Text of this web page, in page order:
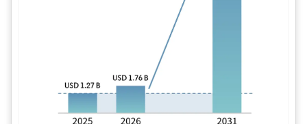
Imagen © Mordor Intelligence. El uso